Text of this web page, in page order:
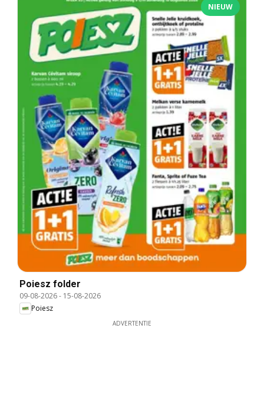
NIEUW
Poiesz folder
09-08-2026- 15-08-2026
Poiesz
ADVERTENTIE